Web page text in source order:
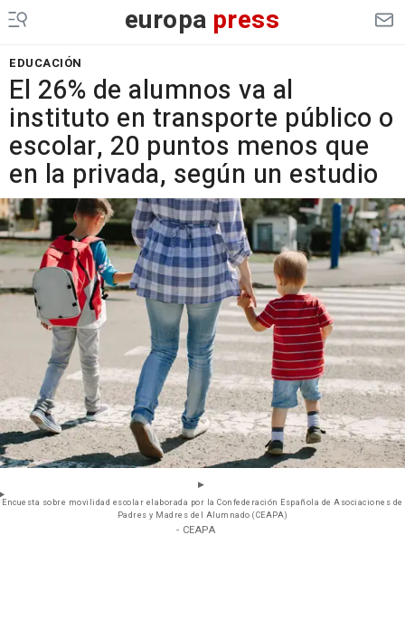
europa press
EDUCACIÓN
El 26% de alumnos va al
instituto en transporte público o
escolar, 20 puntos menos que
en la privada, según un estudio
Encuesta sobre movilidad escolar elaborada por la Confederación Española de Asociaciones de
Padres y Madres del Alumnado (CEAPA)
- CEAPA